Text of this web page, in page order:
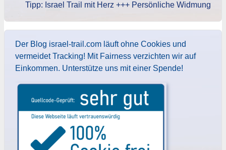
Tipp: Israel Trail mit Herz +++ Persönliche Widmung des
Der Blog israel-trail.com läuft ohne Cookies und
vermeidet Tracking! Mit Fairness verzichten wir auf
Einkommen. Unterstütze uns mit einer Spende!